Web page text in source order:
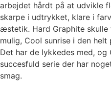
arbejdet hårdt på at udvikle
skarpe i udtrykket, klare i
æstetik. Hard Graphite
mulig, Cool sunrise i den
Det har de lykkedes med, og
succesfuld serie der har
smag.